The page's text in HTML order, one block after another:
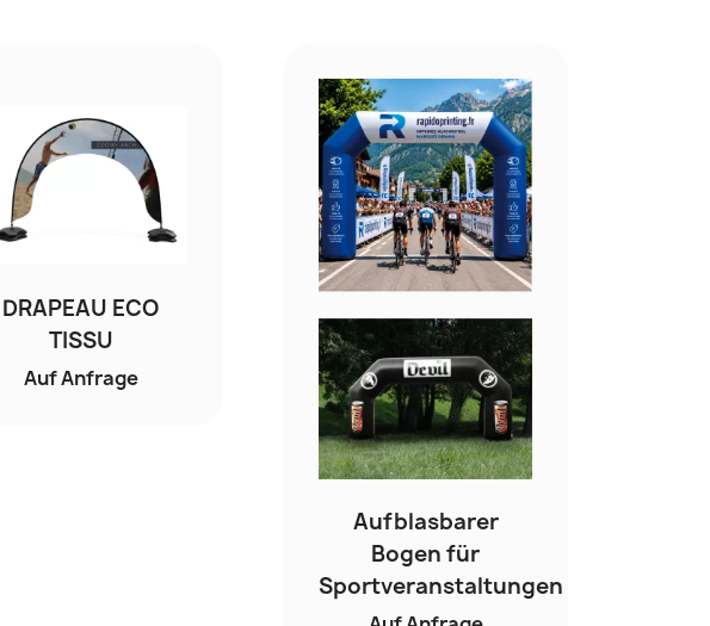
DRAPEAU ECO
TISSU
Auf Anfrage
Aufblasbarer
Bogen für
Sportveranstaltungen